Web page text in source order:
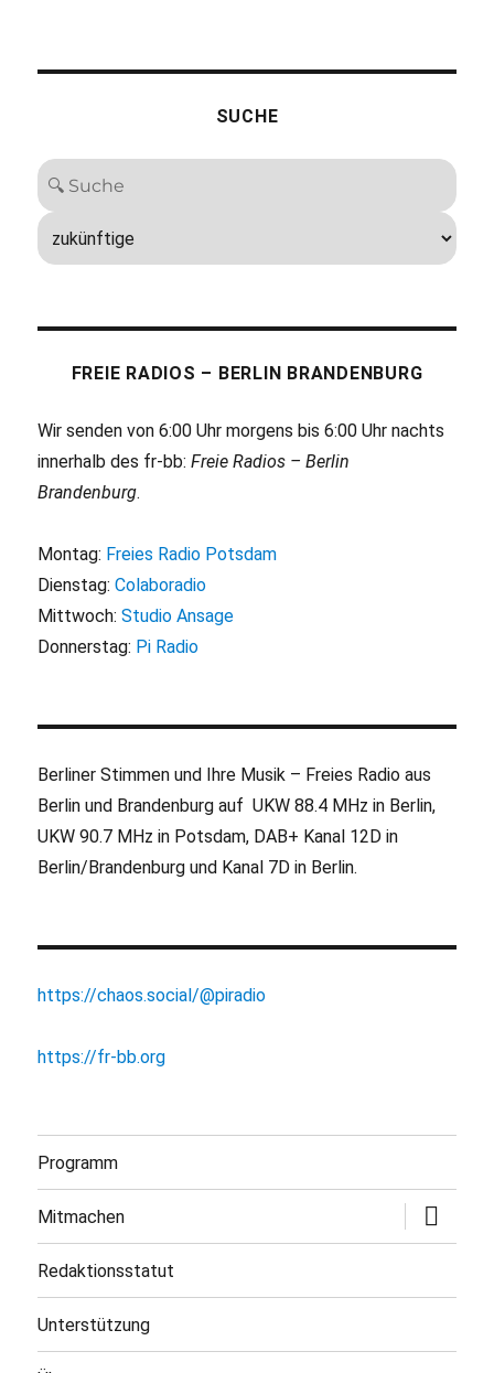
SUCHE
FREIE RADIOS – BERLIN BRANDENBURG
Wir senden von 6:00 Uhr morgens bis 6:00 Uhr nachts
innerhalb des fr-bb:Freie Radios – Berlin
Brandenburg.
Montag: Freies Radio Potsdam
Dienstag:Colaboradio
Mittwoch:Studio Ansage
Donnerstag: Pi Radio
Berliner Stimmen und Ihre Musik – Freies Radio aus
Berlin und Brandenburg auf UKW 88.4 MHz in Berlin,
UKW 90.7 MHz in Potsdam, DAB+ Kanal 12D in
Berlin/Brandenburg und Kanal 7D in Berlin.
https://chaos.social/@piradio
https://fr-bb.org
Programm
Mitmachen
öffnen
Redaktionsstatut
Unterstützung